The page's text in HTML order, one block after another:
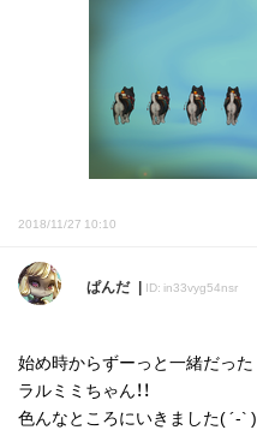
2018/11/27 10:10
ぱんだ ID: in33vyg54nsr
始め時からずーっと一緒だった
ラルミミちゃん！！
色んなところにいきました( ´-` )